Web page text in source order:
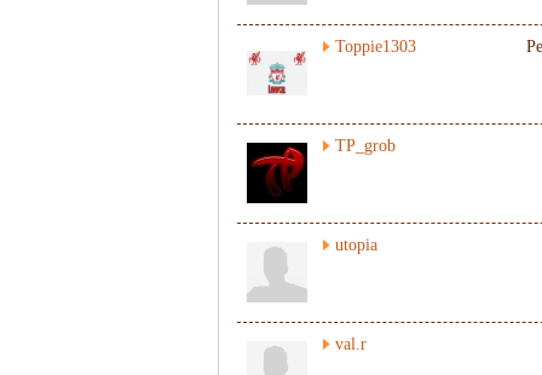
Toppie1303
TP_grob
utopia
val.r